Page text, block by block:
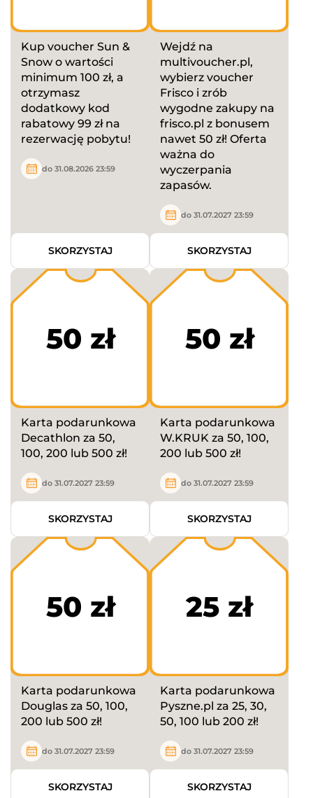
Kup voucher Sun &
Snow o wartości
minimum 100 zł, a
otrzymasz
dodatkowy kod
rabatowy 99 zł na
rezerwację pobytu!
do 31.08.2026 23:59
SKORZYSTAJ
Wejdź na
multivoucher.pl,
wybierz voucher
Frisco i zrób
wygodne zakupy na
frisco.pl z bonusem
nawet 50 zł! Oferta
ważna do
wyczerpania
zapasów.
do 31.07.2027 23:59
SKORZYSTAJ
50 zł
Karta podarunkowa
Decathlon za 50,
100, 200 lub 500 zł!
do 31.07.2027 23:59
SKORZYSTAJ
50 zł
Karta podarunkowa
W.KRUK za 50, 100,
200 lub 500 zł!
do 31.07.2027 23:59
SKORZYSTAJ
50 zł
Karta podarunkowa
Douglas za 50, 100,
200 lub 500 zł!
do 31.07.2027 23:59
SKORZYSTAJ
25 zł
Karta podarunkowa
Pyszne.pl za 25, 30,
50, 100 lub 200 zł!
do 31.07.2027 23:59
SKORZYSTAJ